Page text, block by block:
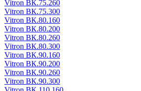
Vitron ВК.75.260
Vitron ВК.75.300
Vitron ВК.80.160
Vitron ВК.80.200
Vitron ВК.80.260
Vitron ВК.80.300
Vitron ВК.90.160
Vitron ВК.90.200
Vitron ВК.90.260
Vitron ВК.90.300